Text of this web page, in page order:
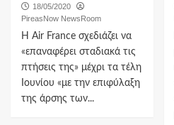
18/05/2020
PireasNow NewsRoom
Η Air France σχεδιάζει να
«επαναφέρει σταδιακά τις
πτήσεις της» μέχρι τα τέλη
Ιουνίου «με την επιφύλαξη
της άρσης των...